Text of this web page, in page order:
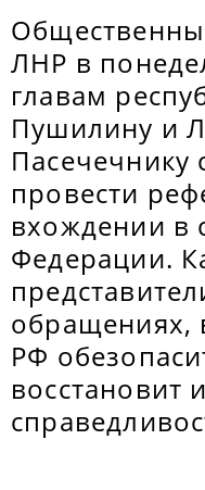
ЛНР в
главам
Пушилину и
Пасечечнику
провести
вхождении в
Федерации.
обращениях,
РФ
восстановит